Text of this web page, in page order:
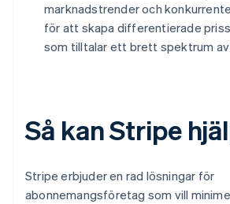
marknadstrender och
för att skapa differentierade
som tilltalar ett brett spektrum av
Så kan Stripe
Stripe erbjuder en rad lösningar för
abonnemangsföretag som vill